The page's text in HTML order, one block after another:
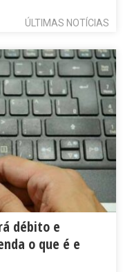
ÚLTIMAS NOTÍCIAS
débito e
o que é e